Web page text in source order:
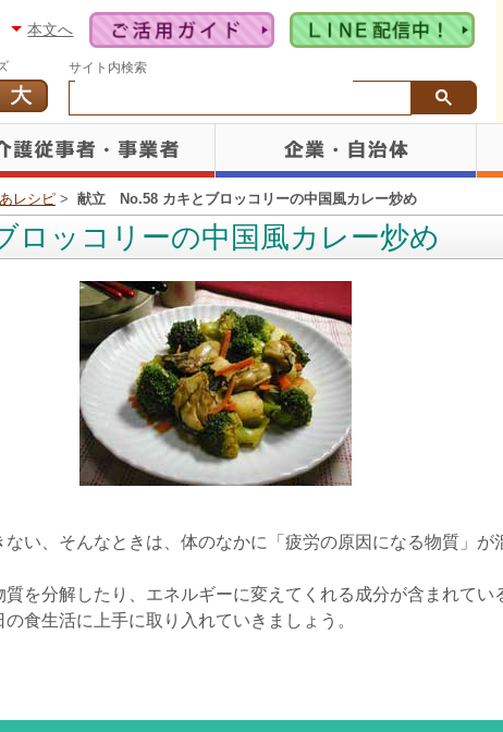
本文へ
サイト内検索
レシピ > 献立 No.58 カキとブロッコリーの中国風カレー炒め
ッコリーの中国風カレー炒め
い、そんなときは、体のなかに「疲労の原因になる物質」が
を分解したり、エネルギーに変えてくれる成分が含まれてい
食生活に上手に取り入れていきましょう。